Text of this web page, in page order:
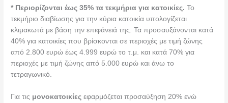
* Περιορίζονται έως 35% τα τεκμήρια για κατοικίες. Το
τεκμήριο διαβίωσης για την κύρια κατοικία υπολογίζεται
κλιμακωτά με βάση την επιφάνειά της. Τα προσαυξάνονται κατά
40% για κατοικίες που βρίσκονται σε περιοχές με τιμή ζώνης
από 2.800 ευρώ έως 4.999 ευρώ το τ.μ. και κατά 70% για
περιοχές με τιμή ζώνης από 5.000 ευρώ και άνω το
τετραγωνικό.
Για τις μονοκατοικίες εφαρμόζεται προσαύξηση 20% ενώ